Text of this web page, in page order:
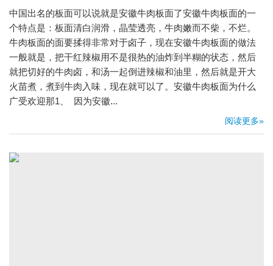
中国出名的板面可以说就是安徽牛肉板面了安徽牛肉板面的一
个特点是：板面清白润滑，晶莹透亮，牛肉嫩而不柴，不烂。
牛肉板面的面要揉得非常对于卤子，现在安徽牛肉板面的做法
一般就是，把干红辣椒用不是很热的油炸到半糊的状态，然后
就把切好的牛肉卤，和汤一起倒进辣椒和油里，然后就是开大
火苗煮，煮到牛肉入味，现在就可以了。安徽牛肉板面为什么
广受欢迎那1、 因为安徽...
阅读更多»